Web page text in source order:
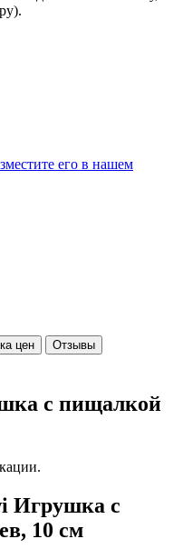
его в нашем
цен
Отзывы
с пищалкой
Игрушка с
10 см